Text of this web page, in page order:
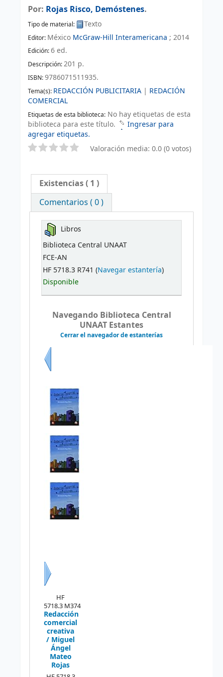
Por: Rojas Risco, Demóstenes.
Tipo de material: Texto
Editor: México McGraw-Hill Interamericana ; 2014
Edición:6 ed.
Descripción:201 p.
ISBN:9786071511935.
Tema(s): REDACCIÓN PUBLICITARIA | REDACIÓN
COMERCIAL
Etiquetas de esta biblioteca: No hay etiquetas de esta
biblioteca para este título.
Ingresar para
agregar etiquetas.
Valoración media: 0.0 (0 votos)
Existencias( 1 )
Comentarios ( 0 )
Libros
Biblioteca Central UNAAT
FCE-AN
HF 5718.3 R741 (Navegar estantería)
Disponible
Navegando Biblioteca Central
UNAAT Estantes
Cerrar el navegador de estanterías
HF
5718.3 M374
Redacción
comercial
creativa
/ Miguel
Ángel
Mateo
Rojas